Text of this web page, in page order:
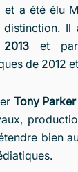
a été élu
Il
et
de 2012
Tony Parker
bien